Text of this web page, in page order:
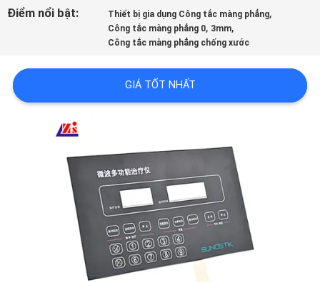
SOÁT
LIÊN
Điểm nổi bật: Thiết bị gia dụng Công tắc màng phẳng,
Công tắc màng phẳng 0, 3mm,
Công tắc màng phẳng chống xước
GIÁ TỐT NHẤT